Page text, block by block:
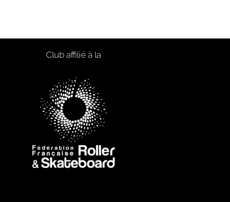
Club affilié à la